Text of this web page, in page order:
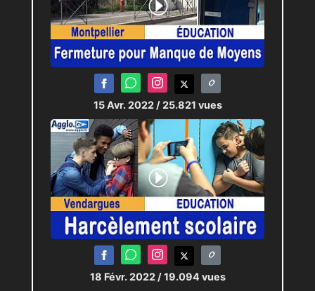
15 Avr. 2022 / 25.821 vues
18 Févr. 2022 / 19.094 vues